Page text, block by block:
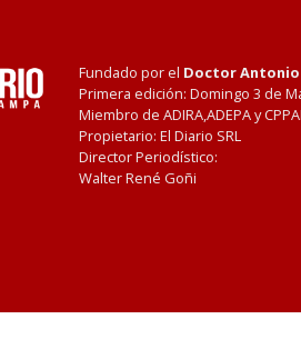
Fundado por el Doctor Antonio
Primera edición: Domingo 3 de
Miembro de ADIRA,ADEPA y
Propietario: El Diario SRL
Director Periodístico:
Walter René Goñi